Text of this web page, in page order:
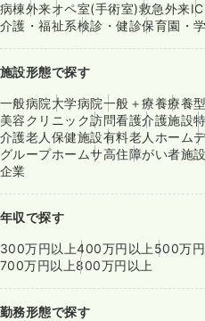
病棟外来オペ室(手術室)救急外来
介護・福祉系検診・健診保育園・
施設形態で探す
一般病院大学病院一般＋療養療養
美容クリニック訪問看護介護施設
介護老人保健施設有料老人ホーム
グループホームサ高住障がい者施設
企業
年収で探す
300万円以上400万円以上 500万
700万円以上800万円以上
勤務形態で探す